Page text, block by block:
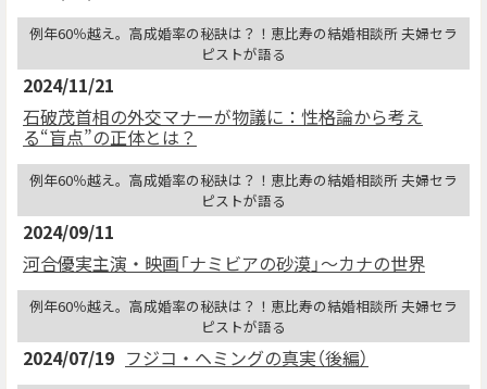
2024/11/21
石破茂首相の外交マナーが物議に：性格論から考え
る“盲点”の正体とは？
例年60％越え。高成婚率の秘訣は？！恵比寿の結婚相談所 夫婦セラ
ピストが語る
2024/09/11
河合優実主演・映画「ナミビアの砂漠」〜カナの世界
例年60％越え。高成婚率の秘訣は？！恵比寿の結婚相談所 夫婦セラ
ピストが語る
2024/07/19 フジコ・ヘミングの真実（後編）
例年60％越え。高成婚率の秘訣は？！恵比寿の結婚相談所 夫婦セラ
ピストが語る